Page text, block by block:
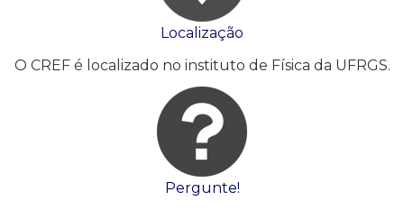
Localização
O CREF é localizado no instituto de Física da UFRGS.
Pergunte!